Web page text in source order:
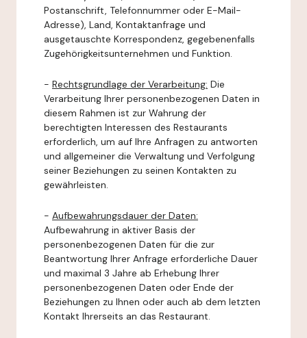
Postanschrift, Telefonnummer oder E-Mail-
Adresse), Land, Kontaktanfrage und
ausgetauschte Korrespondenz, gegebenenfalls
Zugehörigkeitsunternehmen und Funktion.
- Rechtsgrundlage der Verarbeitung: Die
Verarbeitung Ihrer personenbezogenen Daten in
diesem Rahmen ist zur Wahrung der
berechtigten Interessen des Restaurants
erforderlich, um auf Ihre Anfragen zu antworten
und allgemeiner die Verwaltung und Verfolgung
seiner Beziehungen zu seinen Kontakten zu
gewährleisten.
- Aufbewahrungsdauer der Daten:
Aufbewahrung in aktiver Basis der
personenbezogenen Daten für die zur
Beantwortung Ihrer Anfrage erforderliche Dauer
und maximal 3 Jahre ab Erhebung Ihrer
personenbezogenen Daten oder Ende der
Beziehungen zu Ihnen oder auch ab dem letzten
Kontakt Ihrerseits an das Restaurant.